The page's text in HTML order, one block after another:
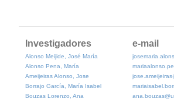
Investigadores e-mail
Alonso Meijide, José María
Alonso Pena, María
Ameijeiras Alonso, Jose
Borrajo García, María Isabel
Bouzas Lorenzo, Ana